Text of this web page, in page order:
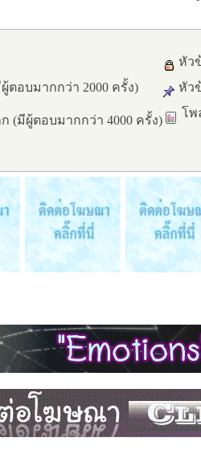
ตอบมากกว่า 2000 ครั้ง)
(มีผู้ตอบมากกว่า 4000 ครั้ง)
หัว
หัว
โพ